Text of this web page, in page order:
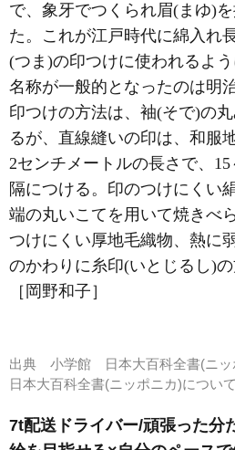
で、象牙でつくられ眉(まゆ)
た。これが江戸時代に綿入れ
(つま)の印つけに使われるよ
名称が一般的となったのは明
印つけの方法は、袖(そで)の
るが、直線縫いの印は、和服
2センチメートルの長さで、
隔につける。印のつけにくい
端の丸いこてを用いて焼きべ
つけにくい厚地毛織物、熱に
のかわりに糸印(いとじるし)の
［岡野和子］
出典 小学館 日本大百科全書(ニッ
日本大百科全書(ニッポニカ)につ
7t配送ドライバー/頑張った分